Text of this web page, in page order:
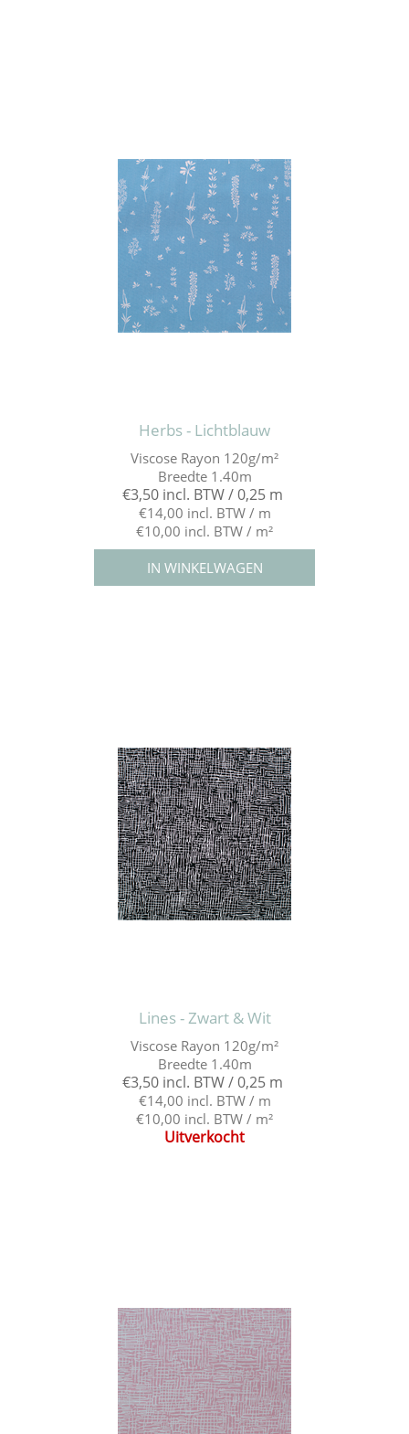
Herbs - Lichtblauw
Viscose Rayon 120g/m²
Breedte 1.40m
€3,50 incl. BTW / 0,25 m
€14,00 incl. BTW / m
€10,00 incl. BTW / m²
Lines - Zwart & Wit
Viscose Rayon 120g/m²
Breedte 1.40m
€3,50 incl. BTW / 0,25 m
€14,00 incl. BTW / m
€10,00 incl. BTW / m²
Uitverkocht